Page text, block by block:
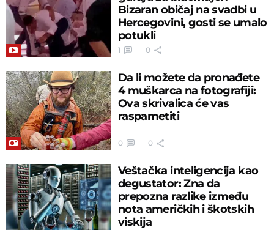
Bizaran običaj na svadbi u
Hercegovini, gosti se umalo
potukli
1 0
Da li možete da pronađete
4 muškarca na fotografiji:
Ova skrivalica će vas
raspametiti
0 0
Veštačka inteligencija kao
degustator: Zna da
prepozna razlike između
nota američkih i škotskih
viskija